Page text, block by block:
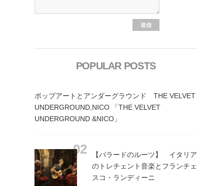
POPULAR POSTS
ポップアートとアンダーグラウンド THE VELVET
UNDERGROUND,NICO 「THE VELVET
UNDERGROUND &NICO」
【バラードのルーツ】 イタリア
のトレチェント音楽とフランチェ
スコ・ランディーニ